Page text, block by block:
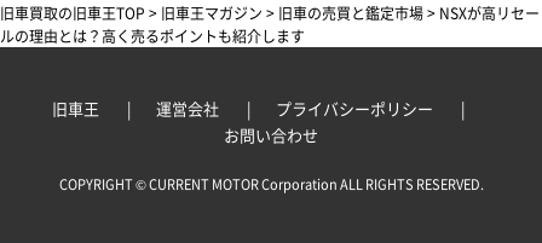
旧車買取の旧車王TOP > 旧車王マガジン > 旧車の売買と鑑定市場> NSXが高リセー
ルの理由とは？高く売るポイントも紹介します
旧車王 運営会社
プライバシーポリシー
お問い合わせ
COPYRIGHT © CURRENT MOTOR Corporation ALL RIGHTS RESERVED.